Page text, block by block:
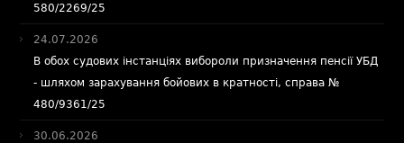
580/2269/25
24.07.2026
В обох судових інстанціях вибороли призначення пенсії УБД
- шляхом зарахування бойових в кратності, справа №
480/9361/25
30.06.2026